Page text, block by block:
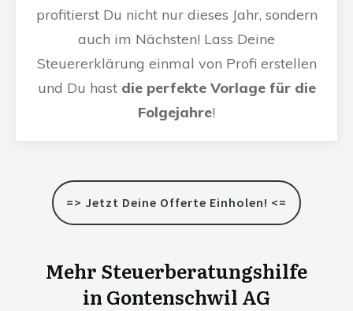
profitierst Du nicht nur dieses Jahr, sondern
auch im Nächsten! Lass Deine
Steuererklärung einmal von Profi erstellen
und Du hast die perfekte Vorlage für die
Folgejahre!
=> Jetzt Deine Offerte Einholen! <=
Mehr Steuerberatungshilfe
in Gontenschwil AG